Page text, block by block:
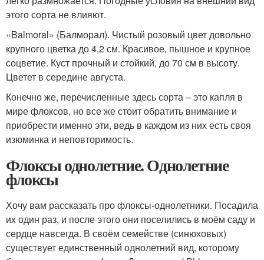
этого сорта не влияют.
«Balmoral» (Балморал). Чистый розовый цвет довольно
крупного цветка до 4,2 см. Красивое, пышное и крупное
соцветие. Куст прочный и стойкий, до 70 см в высоту.
Цветет в середине августа.
Конечно же, перечисленные здесь сорта – это капля в
мире флоксов, но все же стоит обратить внимание и
приобрести именно эти, ведь в каждом из них есть своя
изюминка и неповторимость.
Флоксы однолетние. Однолетние
флоксы
Хочу вам рассказать про флоксы-однолетники. Посадила
их один раз, и после этого они поселились в моём саду и
сердце навсегда. В своём семействе (синюховых)
существует единственный однолетний вид, которому